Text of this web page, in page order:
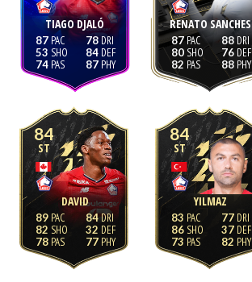
TIAGO DJALÓ
87
53
74
78
84
87
RENATO SANCHES
87
80
82
88
76
88
84
ST
DAVID
89
82
78
84
32
77
84
ST
YILMAZ
83
86
73
77
37
82